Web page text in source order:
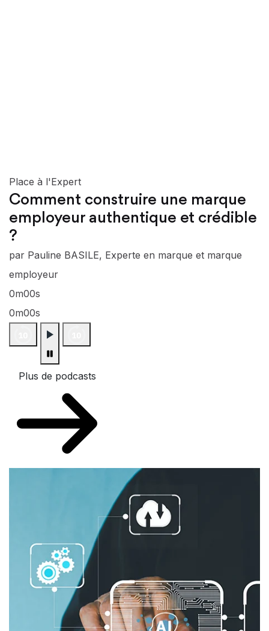
Place à l'Expert
Comment construire une marque
employeur authentique et crédible
?
par Pauline BASILE, Experte en marque et marque
employeur
0m00s
0m00s
Plus de podcasts